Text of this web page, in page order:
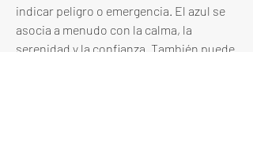
indicar peligro o emergencia. El azul se
asocia a menudo con la calma, la
serenidad y la confianza. También puede